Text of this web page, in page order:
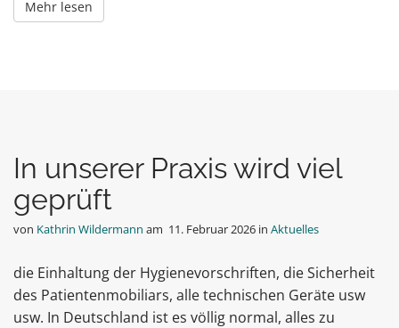
Mehr lesen
In unserer Praxis wird viel
geprüft
von Kathrin Wildermann am 11. Februar 2026 in Aktuelles
die Einhaltung der Hygienevorschriften, die Sicherheit
des Patientenmobiliars, alle technischen Geräte usw
usw. In Deutschland ist es völlig normal, alles zu